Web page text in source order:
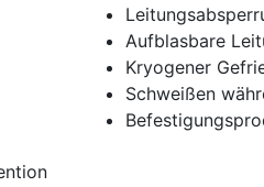
Aufblasbare
Kryogener
Schweißen